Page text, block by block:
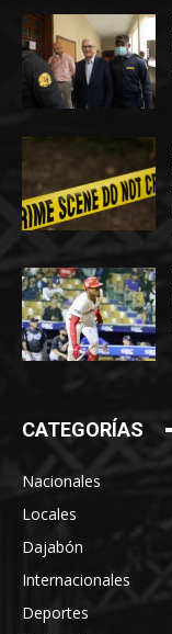
CATEGORÍAS
Nacionales
Locales
Dajabón
Internacionales
Deportes